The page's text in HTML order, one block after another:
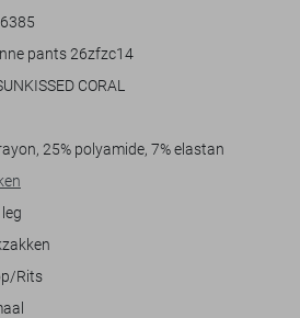
deze broek past bij iedere zomerse
Coral' brengt een zomerse sfeer in je look
Dankzij zijn normale lengte is hij
veelzijdige draagervaring.
pants 26zfzc14
CORAL
25% polyamide, 7% elastan
Rits